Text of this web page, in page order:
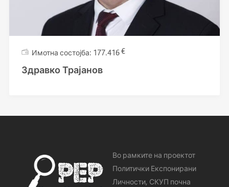
177.416€
Здравко Трајанов
Во рамките на проектот
Политички Експонирани
Личности, СКУП почна